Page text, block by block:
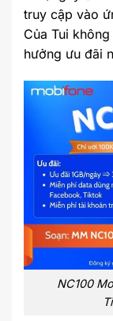
truy cập vào
Của Tui
hưởng ưu đãi
NC100